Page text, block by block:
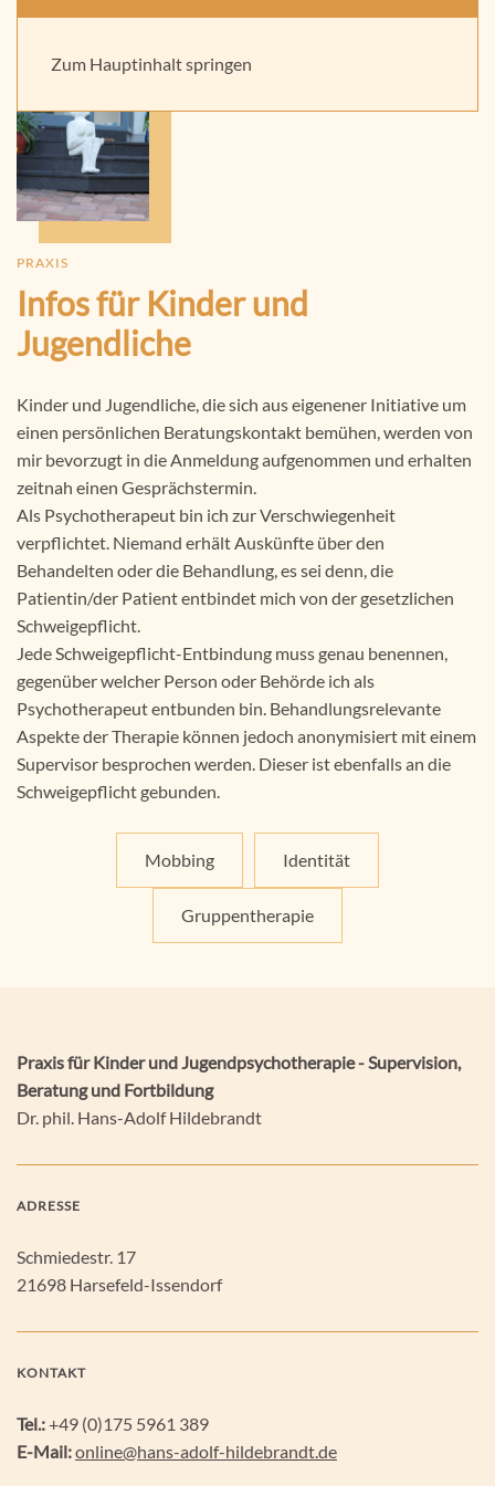
Zum Hauptinhalt springen
Praxis für Kinder und Jugendpsychotherapie -
PRAXIS
Infos für Kinder und
Jugendliche
Kinder und Jugendliche, die sich aus eigenener Initiative um
einen persönlichen Beratungskontakt bemühen, werden von
mir bevorzugt in die Anmeldung aufgenommen und erhalten
zeitnah einen Gesprächstermin.
Als Psychotherapeut bin ich zur Verschwiegenheit
verpflichtet. Niemand erhält Auskünfte über den
Behandelten oder die Behandlung, es sei denn, die
Patientin/der Patient entbindet mich von der gesetzlichen
Schweigepflicht.
Jede Schweigepflicht-Entbindung muss genau benennen,
gegenüber welcher Person oder Behörde ich als
Psychotherapeut entbunden bin. Behandlungsrelevante
Aspekte der Therapie können jedoch anonymisiert mit einem
Supervisor besprochen werden. Dieser ist ebenfalls an die
Schweigepflicht gebunden.
Mobbing Identität
Gruppentherapie
Praxis für Kinder und Jugendpsychotherapie - Supervision,
Beratung und Fortbildung
Dr. phil. Hans-Adolf Hildebrandt
ADRESSE
Schmiedestr. 17
21698 Harsefeld-Issendorf
KONTAKT
Tel.:+49 (0)175 5961 389
E-Mail:online@hans-adolf-hildebrandt.de